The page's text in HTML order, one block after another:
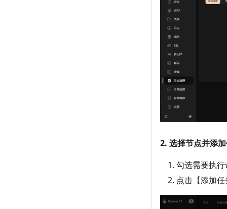
2. 选择节点并添
勾选需要执
点击【添加